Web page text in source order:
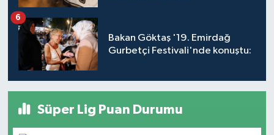
Bakan Göktaş '19. Emirdağ
Gurbetçi Festivali'nde konuştu:
6
Süper Lig Puan Durumu